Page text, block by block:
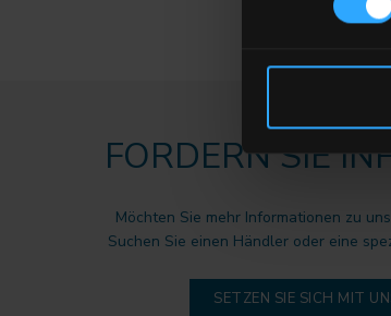
FORDERN SIE
Möchten Sie mehr Informationen zu
Suchen Sie einen Händler oder eine
SETZEN SIE SICH MIT